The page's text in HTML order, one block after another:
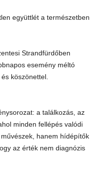
együttlét a természetben
Strandfürdőben
esemény méltó
köszönettel.
a találkozás, az
minden fellépés valódi
hanem hídépítők
az érték nem diagnózis